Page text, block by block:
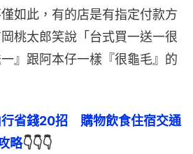
如此，有的店是有指定付款方
桃太郎笑說「台式買一送一很
』跟阿本仔一樣『很龜毛』的
行省錢20招　購物飲食住宿交通
略👇👇👇